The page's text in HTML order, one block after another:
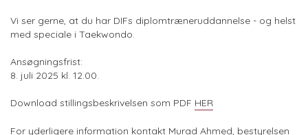
Vi ser gerne, at du har DIFs diplomtræneruddannelse - og helst
med speciale i Taekwondo.
Ansøgningsfrist:
8. juli 2025 kl. 12.00.
Download stillingsbeskrivelsen som PDF HER
For yderligere information kontakt Murad Ahmed, bestyrelsen